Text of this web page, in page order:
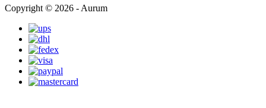
Copyright © 2026 - Aurum